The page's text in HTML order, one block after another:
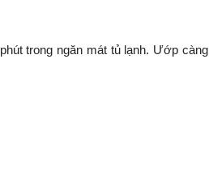
trong ngăn mát tủ lạnh. Ướp càng